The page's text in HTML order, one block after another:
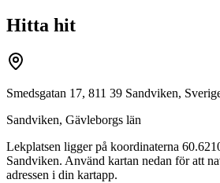
Hitta hit
Smedsgatan 17, 811 39 Sandviken,
Sandviken, Gävleborgs län
Lekplatsen ligger på koordinaterna
Sandviken. Använd kartan nedan för att
adressen i din kartapp.